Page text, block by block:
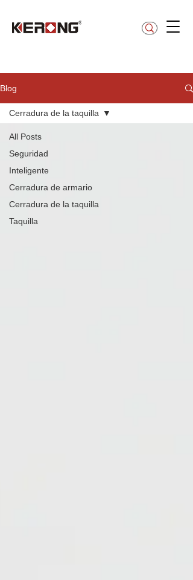
Blog
All Posts
Seguridad
Inteligente
Cerradura de armario
Cerradura de la taquilla
Taquilla
Cerradura de la taquilla